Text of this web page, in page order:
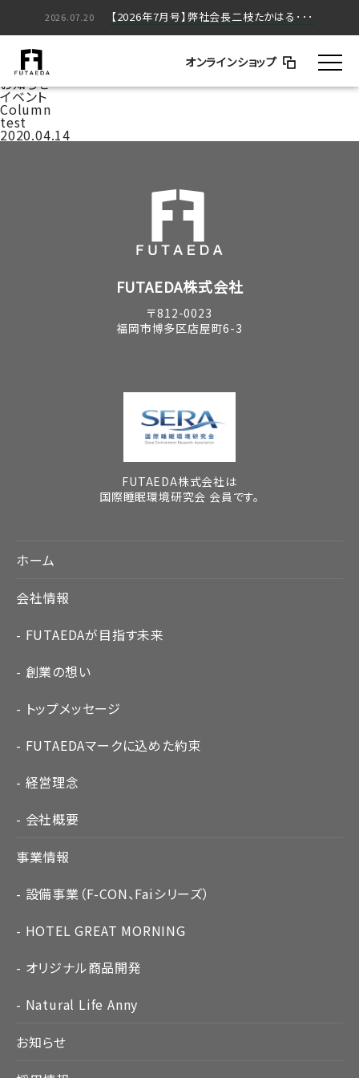
オンラインショップ
2026.05.20 【2026年5月号】弊社会長二枝たかはる･･･
2026.07.20 【2026年7月号】弊社会長二枝たかはる･･･
家づくりのはなし
コラム
お知らせ
イベント
Column
test
2020.04.14
FUTAEDA株式会社
〒812-0023
福岡市博多区店屋町6-3
FUTAEDA株式会社は
国際睡眠環境研究会 会員です。
ホーム
会社情報
FUTAEDAが目指す未来
創業の想い
トップメッセージ
FUTAEDAマークに込めた約束
経営理念
会社概要
事業情報
設備事業（F-CON、Faiシリーズ）
HOTEL GREAT MORNING
オリジナル商品開発
Natural Life Anny
お知らせ